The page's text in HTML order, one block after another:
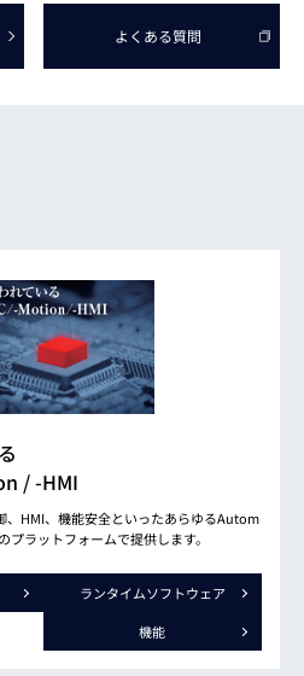
よくある質問
/ -HMI
、HMI、機能安全といったあらゆるAutom
ラットフォームで提供します。
ランタイムソフトウェア
機能